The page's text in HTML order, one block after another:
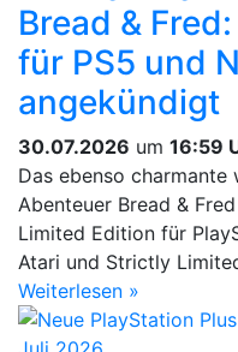
Bread &
für PS5 und
angekündigt
30.07.2026 um 16:59
Das ebenso
Abenteuer Bread &
Limited Edition für
Atari und Strictly
Weiterlesen »